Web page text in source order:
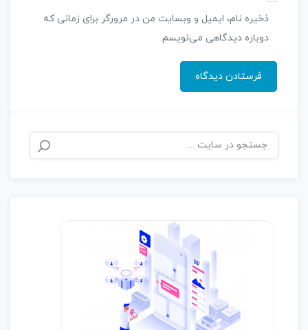
ذخیره نام، ایمیل و وبسایت من در مرورگر برای زمانی که
دوباره دیدگاهی می‌نویسم.